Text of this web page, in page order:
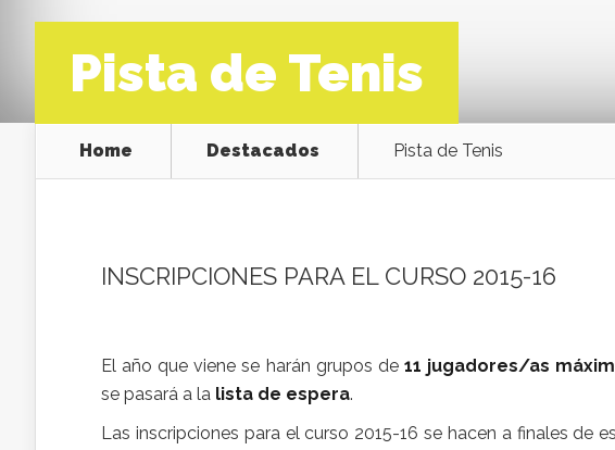
Pista de Tenis
Home Destacados Pista de Tenis
INSCRIPCIONES PARA EL CURSO 2015-16
El año que viene se harán grupos de 11 jugadores/as
se pasará a la lista de espera.
Las inscripciones para el curso 2015-16 se hacen a finales de